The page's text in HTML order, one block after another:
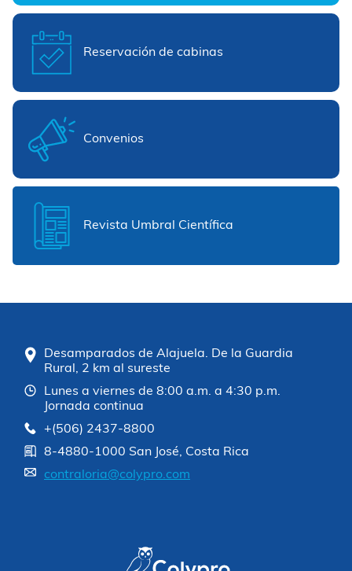
Reservación de cabinas
Convenios
Revista Umbral Científica
Desamparados de Alajuela. De la Guardia
Rural, 2 km al sureste
Lunes a viernes de 8:00 a.m. a 4:30 p.m.
Jornada continua
+(506) 2437-8800
8-4880-1000 San José, Costa Rica
contraloria@colypro.com